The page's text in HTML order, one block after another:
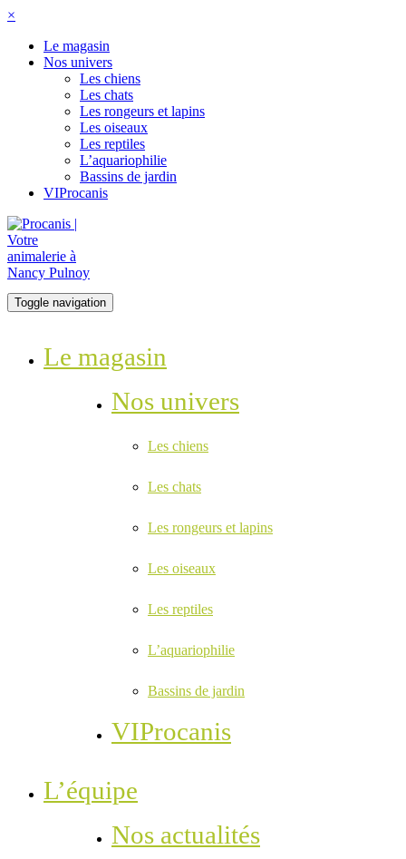
×
Le magasin
Nos univers
Les chiens
Les chats
Les rongeurs et lapins
Les oiseaux
Les reptiles
L’aquariophilie
Bassins de jardin
VIProcanis
Toggle navigation
Le magasin
Nos univers
Les chiens
Les chats
Les rongeurs et lapins
Les oiseaux
Les reptiles
L’aquariophilie
Bassins de jardin
VIProcanis
L’équipe
Nos actualités